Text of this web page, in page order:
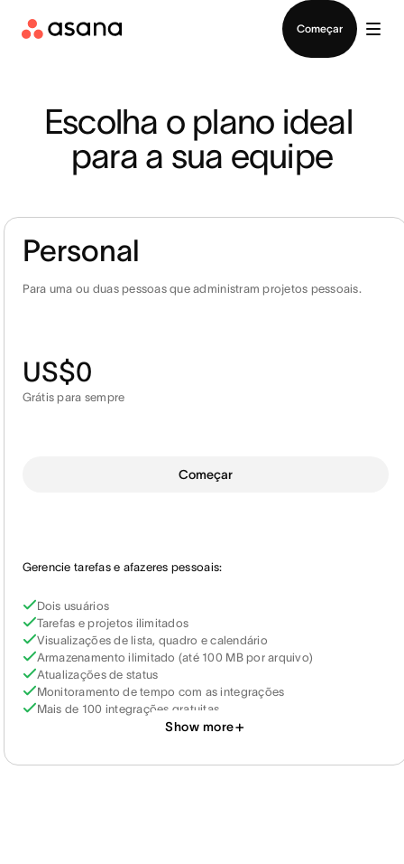
Começar
Escolha o plano ideal
para a sua equipe
Personal
Para uma ou duas pessoas que administram projetos pessoais.
US$0
Grátis para sempre
Começar
Gerencie tarefas e afazeres pessoais:
Dois usuários
Tarefas e projetos ilimitados
Visualizações de lista, quadro e calendário
Armazenamento ilimitado (até 100 MB por arquivo)
Atualizações de status
Monitoramento de tempo com as integrações
Mais de 100 integrações gratuitas
Show more